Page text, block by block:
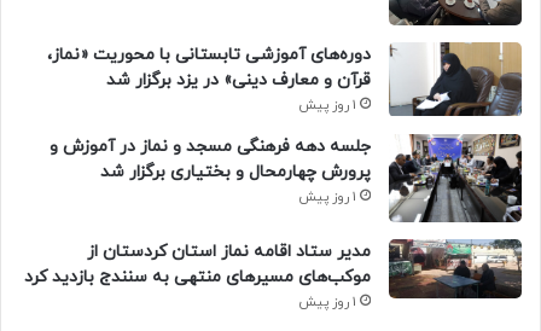
دوره‌های آموزشی تابستانی با محوریت «نماز،
قرآن و معارف دینی» در یزد برگزار شد
1 روز پیش
جلسه دهه فرهنگی مسجد و نماز در آموزش و
پرورش چهارمحال و بختیاری برگزار شد
1 روز پیش
مدیر ستاد اقامه نماز استان کردستان از
موکب‌های مسیرهای منتهی به سنندج بازدید کرد
1 روز پیش